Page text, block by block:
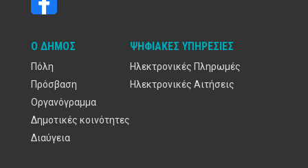
Ο ΔΉΜΟΣ
Πόλη
Πρόσβαση
Οργανόγραμμα
Δημοτικές κοινότητες
Διαύγεια
ΨΗΦΙΑΚΈΣ ΥΠΗΡΕΣΊΕΣ
Ηλεκτρονικές Πληρωμές
Ηλεκτρονικές Αιτήσεις